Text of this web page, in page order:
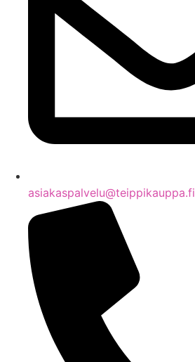
asiakaspalvelu@teippikauppa.fi